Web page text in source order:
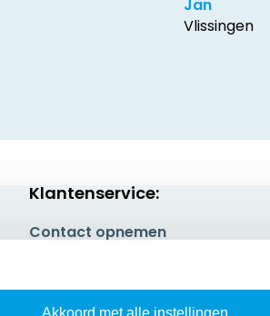
Jan
Vlissingen
Klantenservice:
Contact opnemen
Akkoord met alle instellingen